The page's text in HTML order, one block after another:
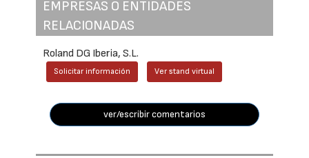
EMPRESAS O ENTIDADES
RELACIONADAS
Roland DG Iberia, S.L.
Solicitar información Ver stand virtual
ver/escribir comentarios